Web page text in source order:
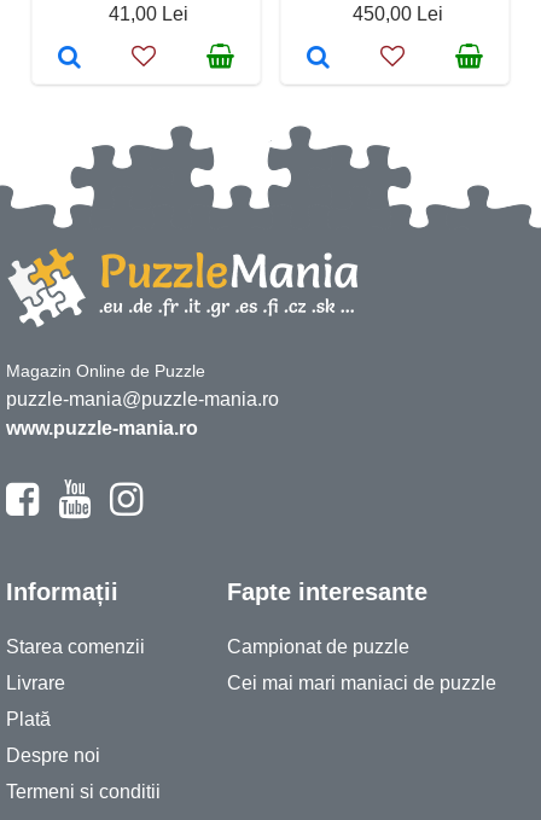
41,00 Lei
450,00 Lei
Magazin Online de Puzzle
puzzle-mania@puzzle-mania.ro
www.puzzle-mania.ro
Informații
Starea comenzii
Livrare
Plată
Despre noi
Termeni si conditii
Fapte interesante
Campionat de puzzle
Cei mai mari maniaci de puzzle